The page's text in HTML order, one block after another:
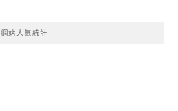
網站人氣統計